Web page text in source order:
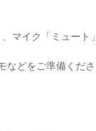
マイク「ミュート
などをご準備くださ